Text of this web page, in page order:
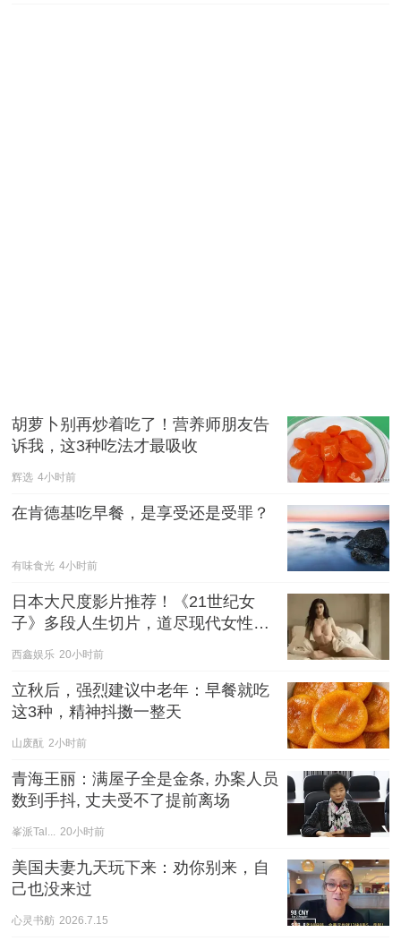
胡萝卜别再炒着吃了！营养师朋友告
诉我，这3种吃法才最吸收
辉选 4小时前
在肯德基吃早餐，是享受还是受罪？
有味食光 4小时前
日本大尺度影片推荐！《21世纪女
子》多段人生切片，道尽现代女性的
爱与慌
西鑫娱乐 20小时前
立秋后，强烈建议中老年：早餐就吃
这3种，精神抖擞一整天
山废酛 2小时前
青海王丽：满屋子全是金条, 办案人员
数到手抖, 丈夫受不了提前离场
峯派Tal... 20小时前
美国夫妻九天玩下来：劝你别来，自
己也没来过
心灵书舫 2026.7.15